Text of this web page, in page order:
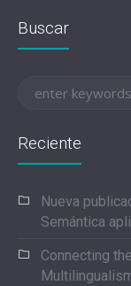
Buscar
Reciente
Nueva
Semántica
Connecting